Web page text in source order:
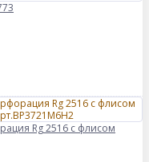
Rg 2516 с флисом